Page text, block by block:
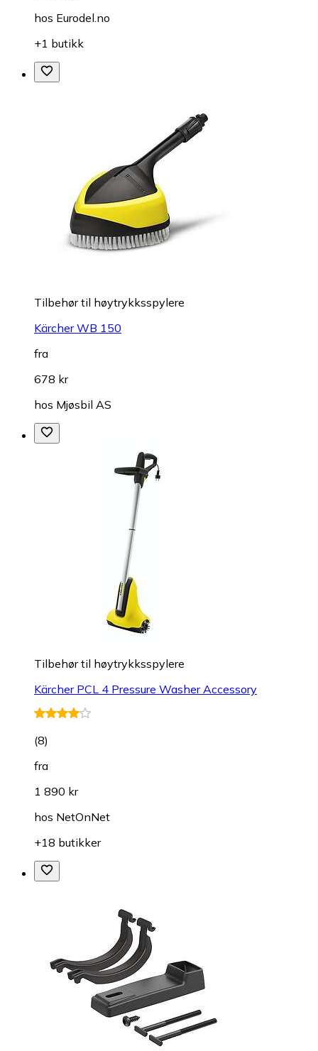
hos Eurodel.no
+1 butikk
Tilbehør til høytrykksspylere
Kärcher WB 150
fra
678 kr
hos Mjøsbil AS
Tilbehør til høytrykksspylere
Kärcher PCL 4 Pressure Washer Accessory
(8)
fra
1 890 kr
hos NetOnNet
+18 butikker